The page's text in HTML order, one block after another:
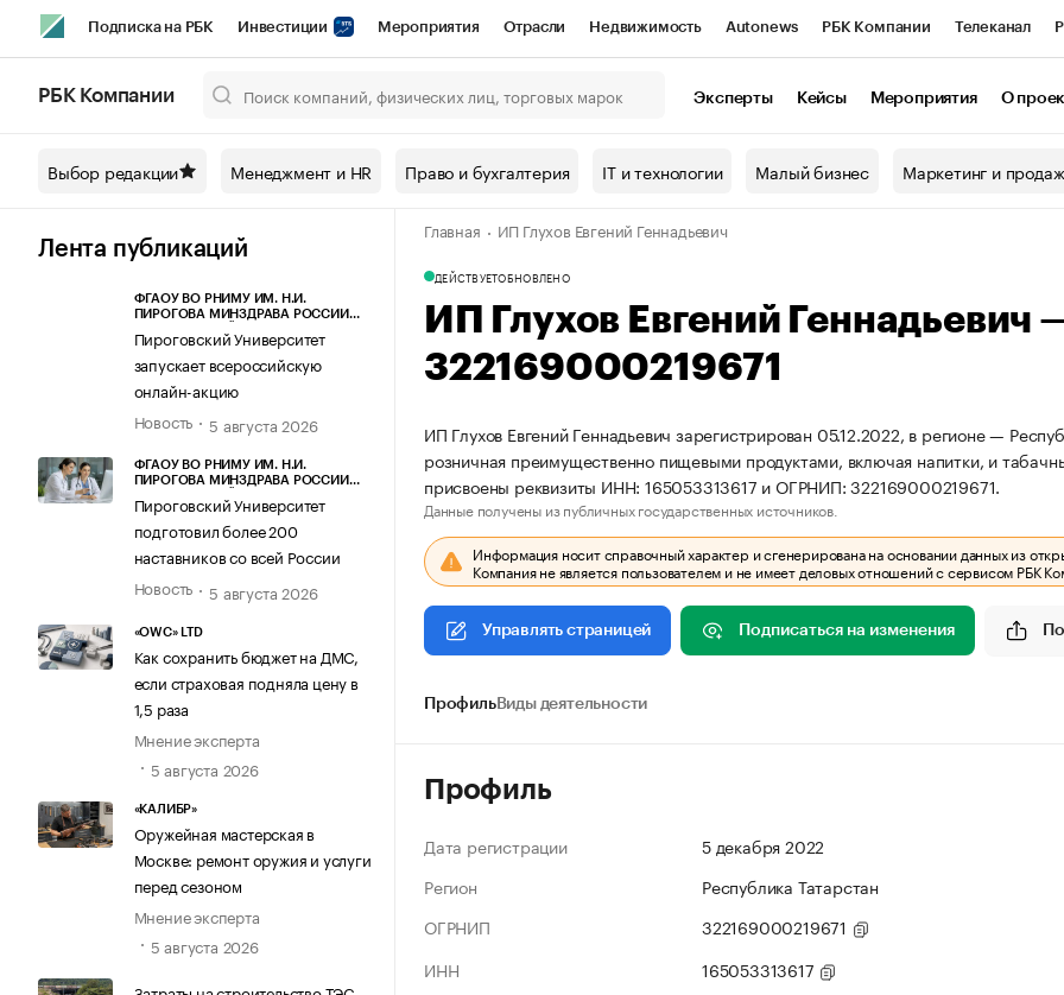
Подписка на РБК Инвестиции Мероприятия Отрасли Недвижимость Autonews РБК Компании Телеканал
Спецпроекты СПб Конференции СПб Спецпроекты Проверка контрагентов
Технологии и медиа Рынок наличной валюты
РБК Компании Эксперты Кейсы Мероприятия О
Выбор редакции Менеджмент и HR Право и бухгалтерия IT и технологии Малый бизнес Маркетинг и
Лента публикаций
ФГАОУ ВО РНИМУ ИМ. Н.И.
ПИРОГОВА МИНЗДРАВА РОССИИ
Пироговский Университет
запускает всероссийскую
онлайн-акцию
Новость
5 августа 2026
ФГАОУ ВО РНИМУ ИМ. Н.И.
ПИРОГОВА МИНЗДРАВА РОССИИ
Пироговский Университет
подготовил более 200
наставников со всей России
Новость
5 августа 2026
«OWC» LTD
Как сохранить бюджет на ДМС,
если страховая подняла цену в
1,5 раза
Мнение эксперта
5 августа 2026
«КАЛИБР»
Оружейная мастерская в
Москве: ремонт оружия и услуги
перед сезоном
Мнение эксперта
5 августа 2026
Главная ИП Глухов Евгений Геннадьевич
ДЕЙСТВУЕТОБНОВЛЕНО
ИП Глухов Евгений
322169000219671
ИП Глухов Евгений Геннадьевич зарегистрирован 05.12.2022, в регионе —
розничная преимущественно пищевыми продуктами, включая напитки, и
присвоены реквизиты ИНН: 165053313617 и ОГРНИП: 322169000219671.
Данные получены из публичных государственных источников.
Информация носит справочный характер и сгенерирована на основании данных из
Компания не является пользователем и не имеет деловых отношений с сервисом РБК
Управлять страницей Подписаться на изменения
ПрофильВиды деятельности
Профиль
Дата регистрации
5 декабря 2022
Регион
Республика Татарстан
ОГРНИП
322169000219671
ИНН
165053313617